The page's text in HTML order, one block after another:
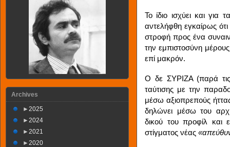
Το ίδιο ισχύει και
αντελήφθη εγκαίρως
στροφή προς ένα
την εμπιστοσύνη μέρους
επί μακρόν.
Ο δε ΣΥΡΙΖΑ (παρά τις
ταύτισης με την
μέσω αξιοπρεπούς
δηλώνει μέσω του
δικού του προφίλ και
στίγματος νέας
Archives
► 2025
► 2024
► 2021
► 2020